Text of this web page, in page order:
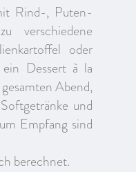
Rind-, Puten-
verschiedene
oder
Dessert à la
Abend,
und
Empfang sind
berechnet.